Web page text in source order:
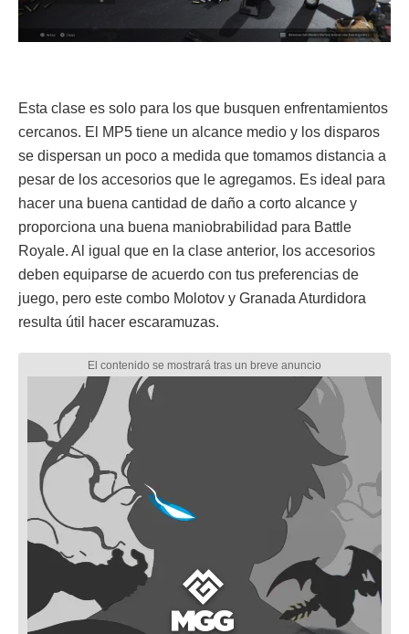
Esta clase es solo para los que busquen enfrentamientos
cercanos. El MP5 tiene un alcance medio y los disparos
se dispersan un poco a medida que tomamos distancia a
pesar de los accesorios que le agregamos. Es ideal para
hacer una buena cantidad de daño a corto alcance y
proporciona una buena maniobrabilidad para Battle
Royale. Al igual que en la clase anterior, los accesorios
deben equiparse de acuerdo con tus preferencias de
juego, pero este combo Molotov y Granada Aturdidora
resulta útil hacer escaramuzas.